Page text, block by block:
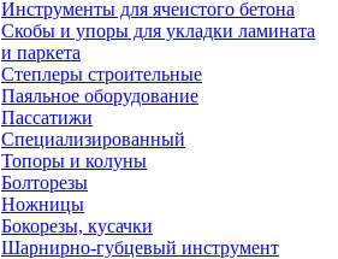
Инструменты для ячеистого бетона
Скобы и упоры для укладки ламината
и паркета
Степлеры строительные
Паяльное оборудование
Пассатижи
Специализированный
Топоры и колуны
Болторезы
Ножницы
Бокорезы, кусачки
Шарнирно-губцевый инструмент